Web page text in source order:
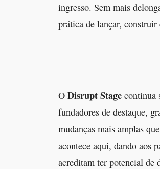
ingresso. Sem mais
prática de lançar,
O Disrupt Stage continua
fundadores de destaque,
mudanças mais amplas
acontece aqui, dando aos
acreditam ter potencial de